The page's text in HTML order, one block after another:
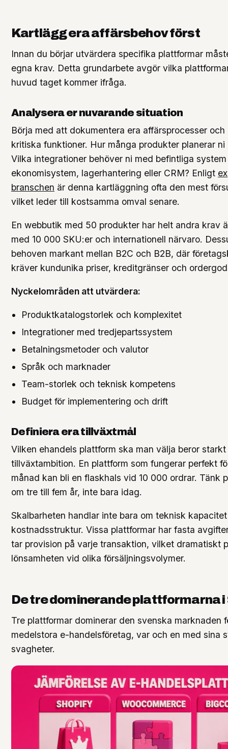
Kartlägg era affärsbehov först
Innan du börjar utvärdera specifika plattformar
egna krav. Detta grundarbete avgör vilka
huvud taget kommer ifråga.
Analysera er nuvarande situation
Börja med att dokumentera era affärsprocesser
kritiska funktioner. Hur många produkter planerar ni
Vilka integrationer behöver ni med befintliga
ekonomisystem, lagerhantering eller CRM? Enligt
branschen är denna kartläggning ofta den mest
vilket leder till kostsamma omval senare.
En webbutik med 50 produkter har helt andra krav
med 10 000 SKU:er och internationell närvaro.
behoven markant mellan B2C och B2B, där
kräver kundunika priser, kreditgränser och
Nyckelområden att utvärdera:
Produktkatalogstorlek och komplexitet
Integrationer med tredjepartssystem
Betalningsmetoder och valutor
Språk och marknader
Team-storlek och teknisk kompetens
Budget för implementering och drift
Definiera era tillväxtmål
Vilken ehandels plattform ska man välja beror starkt
tillväxtambition. En plattform som fungerar perfekt
månad kan bli en flaskhals vid 10 000 ordrar. Tänk
om tre till fem år, inte bara idag.
Skalbarheten handlar inte bara om teknisk
kostnadsstruktur. Vissa plattformar har fasta
tar provision på varje transaktion, vilket dramatiskt
lönsamheten vid olika försäljningsvolymer.
De tre dominerande plattformarna i
Tre plattformar dominerar den svenska marknaden
medelstora e-handelsföretag, var och en med sina
svagheter.